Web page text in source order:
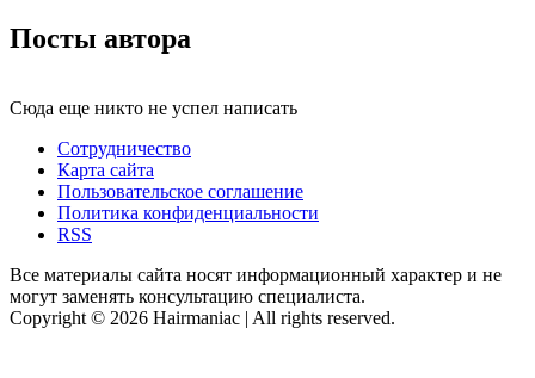
Посты автора
Сюда еще никто не успел написать
Сотрудничество
Карта сайта
Пользовательское соглашение
Политика конфиденциальности
RSS
Все материалы сайта носят информационный характер и не
могут заменять консультацию специалиста.
Copyright © 2026 Hairmaniac | All rights reserved.